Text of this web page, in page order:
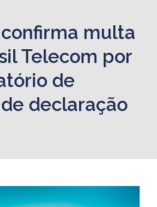
multa
Telecom por
de
declaração